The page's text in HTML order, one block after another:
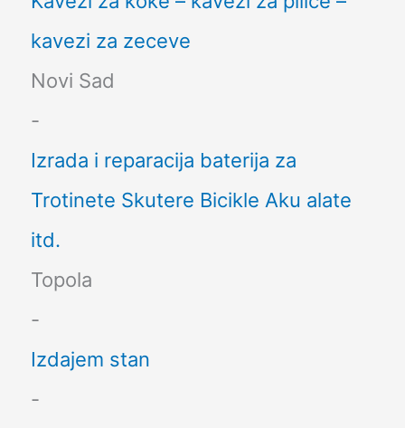
kavezi za zeceve
Novi Sad
-
Izrada i reparacija baterija za
Trotinete Skutere Bicikle Aku alate
itd.
Topola
-
Izdajem stan
-